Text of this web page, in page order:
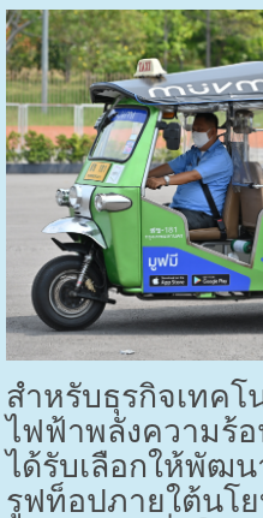
สำหรับธุรกิจเทคโ
ไฟฟ้าพลังความร้อ
ได้รับเลือกให้พัฒน
รูฟท็อปภายใต้นโ